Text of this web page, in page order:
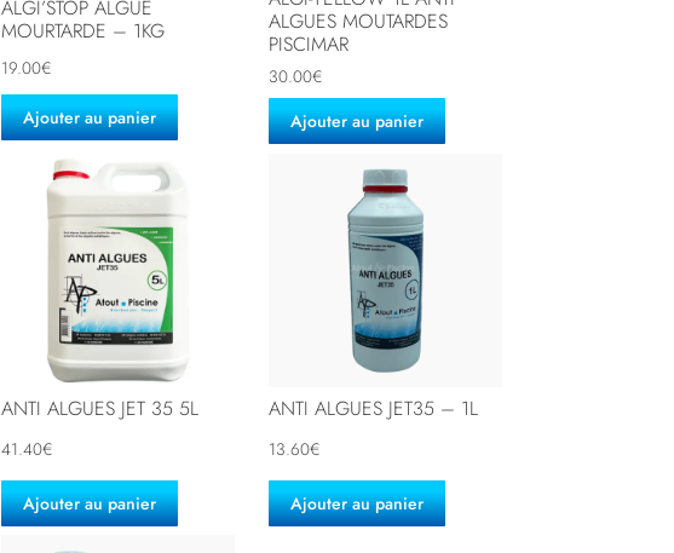
ALGI’STOP ALGUE
MOURTARDE – 1KG
19.00€
Ajouter au panier
ALGUES MOUTARDES
PISCIMAR
30.00€
Ajouter au panier
ANTI ALGUES JET 35 5L
41.40€
Ajouter au panier
ANTI ALGUES JET35 – 1L
13.60€
Ajouter au panier